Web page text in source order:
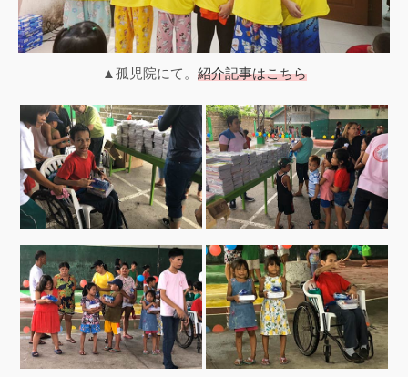
▲孤児院にて。 紹介記事はこちら